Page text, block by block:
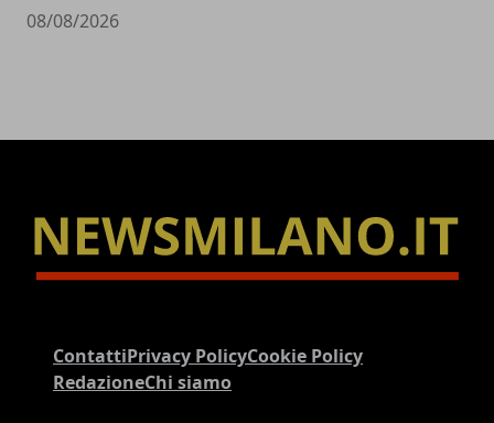
08/08/2026
ContattiPrivacy PolicyCookie Policy
RedazioneChi siamo